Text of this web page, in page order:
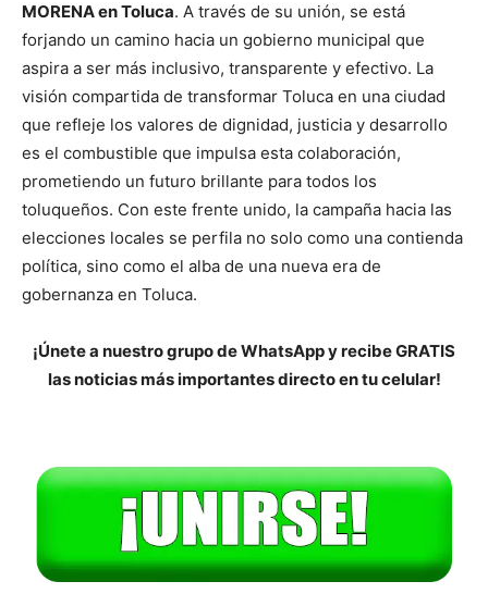
MORENA en Toluca. A través de su unión, se está
forjando un camino hacia un gobierno municipal que
aspira a ser más inclusivo, transparente y efectivo. La
visión compartida de transformar Toluca en una ciudad
que refleje los valores de dignidad, justicia y desarrollo
es el combustible que impulsa esta colaboración,
prometiendo un futuro brillante para todos los
toluqueños. Con este frente unido, la campaña hacia las
elecciones locales se perfila no solo como una contienda
política, sino como el alba de una nueva era de
gobernanza en Toluca.
¡Únete a nuestro grupo de WhatsApp y recibe GRATIS
las noticias más importantes directo en tu celular!